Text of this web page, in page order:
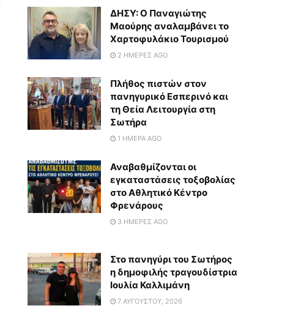
ΔΗΣΥ: Ο Παναγιώτης
Μαούρης αναλαμβάνει το
Χαρτοφυλάκιο Τουρισμού
2 ΗΜΈΡΕΣ AGO
Πλήθος πιστών στον
πανηγυρικό Εσπερινό και
τη Θεία Λειτουργία στη
Σωτήρα
1 ΗΜΈΡΑ AGO
Αναβαθμίζονται οι
εγκαταστάσεις τοξοβολίας
στο Αθλητικό Κέντρο
Φρενάρους
3 ΗΜΈΡΕΣ AGO
Στο πανηγύρι του Σωτήρος
η δημοφιλής τραγουδίστρια
Ιουλία Καλλιμάνη
7 ΑΥΓΟΎΣΤΟΥ, 2026